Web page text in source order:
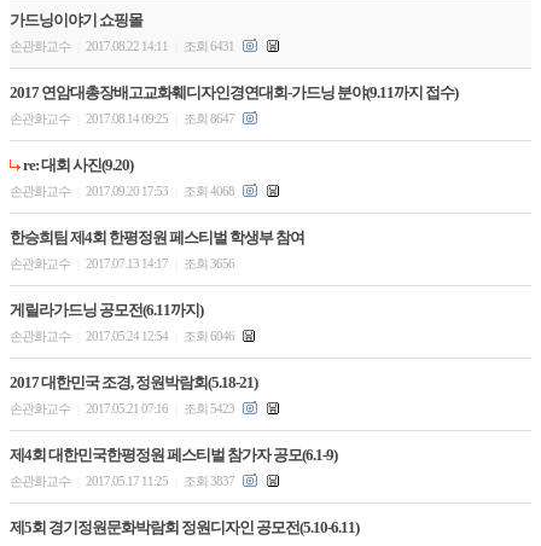
가드닝이야기 쇼핑몰
손관화교수 2017.08.22 14:11 조회 6431
2017 연암대총장배고교화훼디자인경연대회-가드닝 분야(9.11까지 접수)
손관화교수 2017.08.14 09:25 조회 8647
re: 대회 사진(9.20)
손관화교수 2017.09.20 17:53 조회 4068
한승희팀 제4회 한평정원 페스티벌 학생부 참여
손관화교수 2017.07.13 14:17 조회 3656
게릴라가드닝 공모전(6.11까지)
손관화교수 2017.05.24 12:54 조회 6046
2017 대한민국 조경, 정원박람회(5.18-21)
손관화교수 2017.05.21 07:16 조회 5423
제4회 대한민국한평정원 페스티벌 참가자 공모(6.1-9)
손관화교수 2017.05.17 11:25 조회 3837
제5회 경기정원문화박람회 정원디자인 공모전(5.10-6.11)